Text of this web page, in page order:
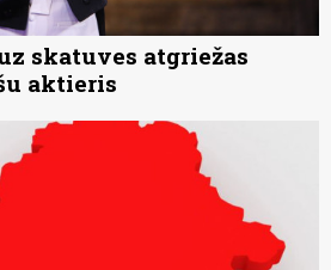
skatuves atgriežas
aktieris